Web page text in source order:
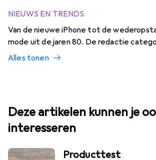
NIEUWS EN TRENDS
Van de nieuwe iPhone tot de
mode uit de jaren 80. De redactie
Alles tonen
Deze artikelen kunnen je
interesseren
Producttest